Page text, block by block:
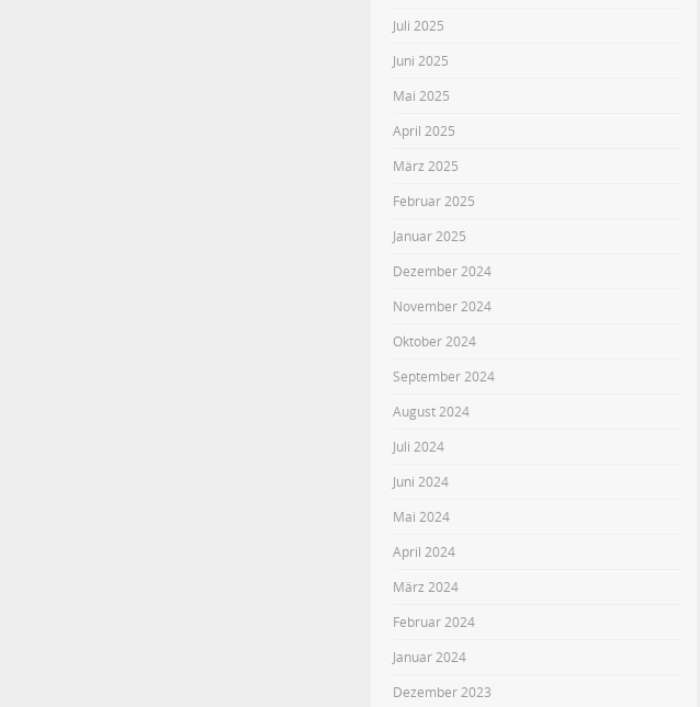
Juli 2025
Juni 2025
Mai 2025
April 2025
März 2025
Februar 2025
Januar 2025
Dezember 2024
November 2024
Oktober 2024
September 2024
August 2024
Juli 2024
Juni 2024
Mai 2024
April 2024
März 2024
Februar 2024
Januar 2024
Dezember 2023